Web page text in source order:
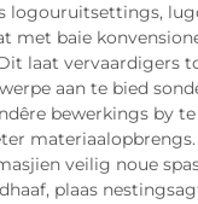
logouruitsettings,
met baie
laat vervaardigers
aan te bied
bewerkings by
veilig noue
plaas